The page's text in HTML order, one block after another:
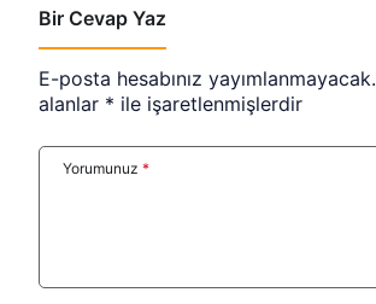
Bir Cevap Yaz
E-posta hesabınız yayımlanmayacak.
alanlar * ile işaretlenmişlerdir
Yorumunuz *